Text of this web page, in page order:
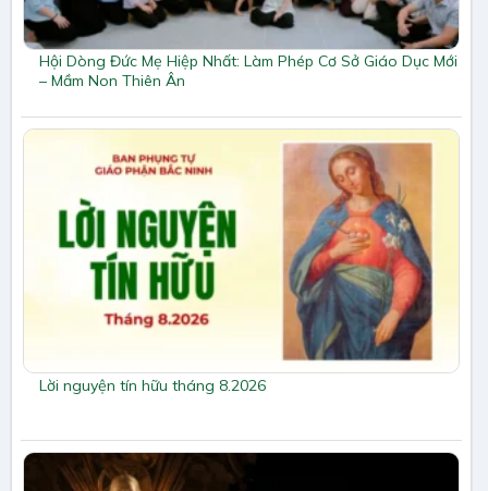
Hội Dòng Đức Mẹ Hiệp Nhất: Làm Phép Cơ Sở Giáo Dục Mới
– Mầm Non Thiên Ân
Lời nguyện tín hữu tháng 8.2026